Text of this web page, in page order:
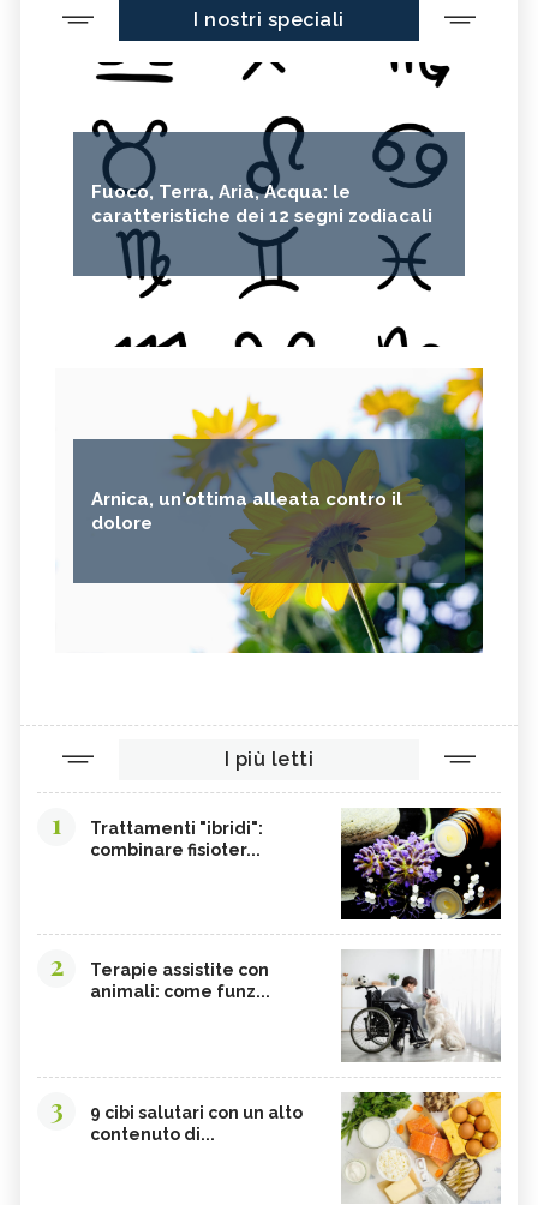
I nostri speciali
Fuoco, Terra, Aria, Acqua: le
caratteristiche dei 12 segni zodiacali
Arnica, un'ottima alleata contro il
dolore
I più letti
1
Trattamenti "ibridi":
combinare fisioter...
2
Terapie assistite con
animali: come funz...
3
9 cibi salutari con un alto
contenuto di...